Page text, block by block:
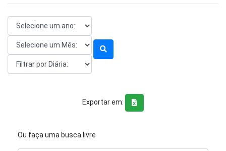
Exportar em:
Ou faça uma busca livre